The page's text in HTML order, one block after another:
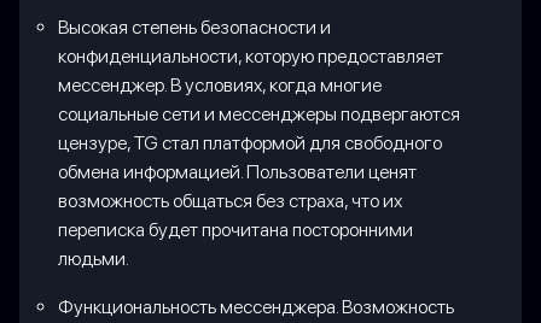
Высокая степень безопасности и
конфиденциальности, которую предоставляет
мессенджер. В условиях, когда многие
социальные сети и мессенджеры подвергаются
цензуре, TG стал платформой для свободного
обмена информацией. Пользователи ценят
возможность общаться без страха, что их
переписка будет прочитана посторонними
людьми.
Функциональность мессенджера. Возможность